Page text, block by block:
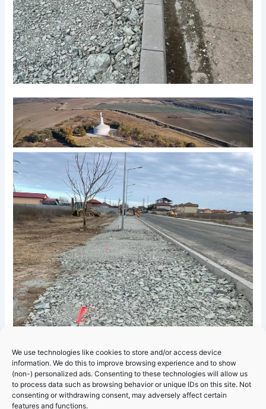
We use technologies like cookies to store and/or access device
information. We do this to improve browsing experience and to show
(non-) personalized ads. Consenting to these technologies will allow us
to process data such as browsing behavior or unique IDs on this site. Not
consenting or withdrawing consent, may adversely affect certain
features and functions.